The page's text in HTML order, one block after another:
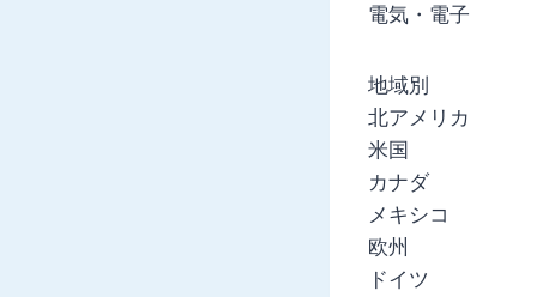
電気・電子
地域別
北アメリカ
米国
カナダ
メキシコ
欧州
ドイツ